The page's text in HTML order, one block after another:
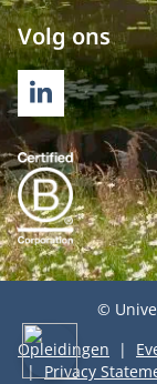
Volg ons
LINKEDIN
©
Opleidingen
Privacy